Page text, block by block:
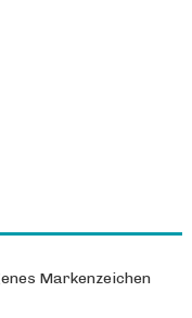
Markenzeichen